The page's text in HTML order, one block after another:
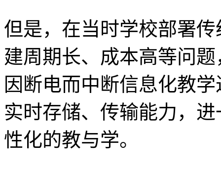
但是，在当时学校部署
建周期长、成本高等问
因断电而中断信息化教
实时存储、传输能力，
性化的教与学。